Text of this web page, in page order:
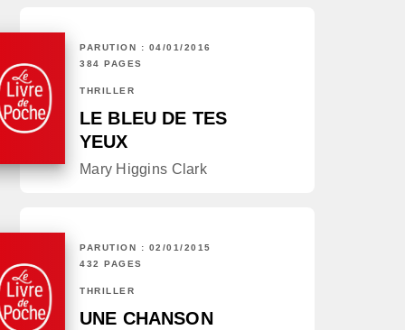
PARUTION : 04/01/2016
384 PAGES
THRILLER
LE BLEU DE TES
YEUX
Mary Higgins Clark
PARUTION : 02/01/2015
432 PAGES
THRILLER
UNE CHANSON